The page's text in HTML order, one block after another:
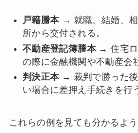
戸籍謄本→ 就職、結婚、相
所から交付される。
不動産登記簿謄本→ 住宅ロ
の際に金融機関や不動産会
判決正本→ 裁判で勝った後
い場合に差押え手続きを行
これらの例を見ても分かるよ